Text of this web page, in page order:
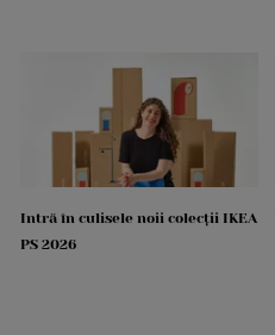
Intră în culisele noii colecții IKEA
PS 2026